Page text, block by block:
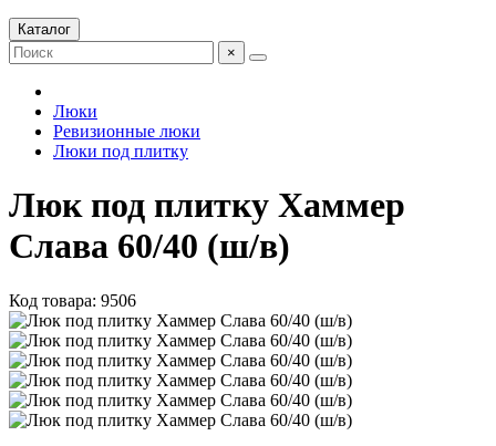
Каталог
×
Люки
Ревизионные люки
Люки под плитку
Люк под плитку Хаммер
Слава 60/40 (ш/в)
Код товара: 9506